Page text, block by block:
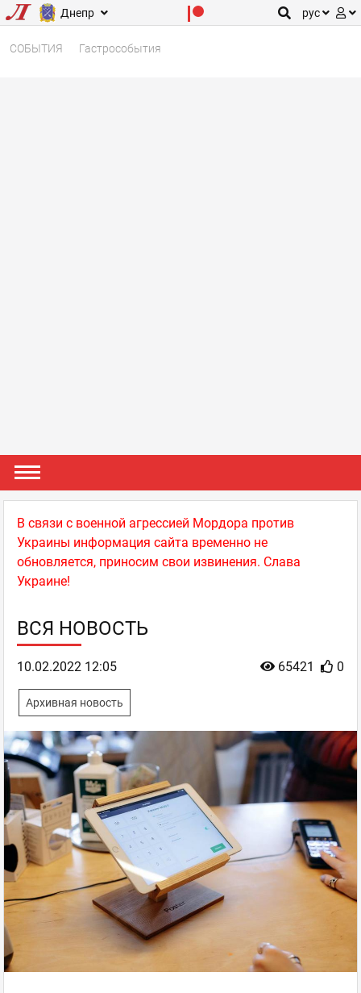
Днепр рус
СОБЫТИЯ Гастрособытия
В связи с военной агрессией Мордора против
Украины информация сайта временно не
обновляется, приносим свои извинения. Слава
Украине!
ВСЯ НОВОСТЬ
65421 0
10.02.2022 12:05
Архивная новость